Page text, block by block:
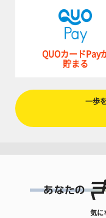
QUOカードPay
貯まる
一歩
気に